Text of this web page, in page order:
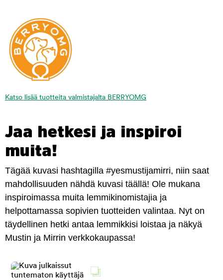
Katso lisää tuotteita valmistajalta BERRYOMG
Jaa hetkesi ja inspiroi
muita!
Tägää kuvasi hashtagilla #yesmustijamirri, niin saat
mahdollisuuden nähdä kuvasi täällä! Ole mukana
inspiroimassa muita lemmikinomistajia ja
helpottamassa sopivien tuotteiden valintaa. Nyt on
täydellinen hetki antaa lemmikkisi loistaa ja näkyä
Mustin ja Mirrin verkkokaupassa!